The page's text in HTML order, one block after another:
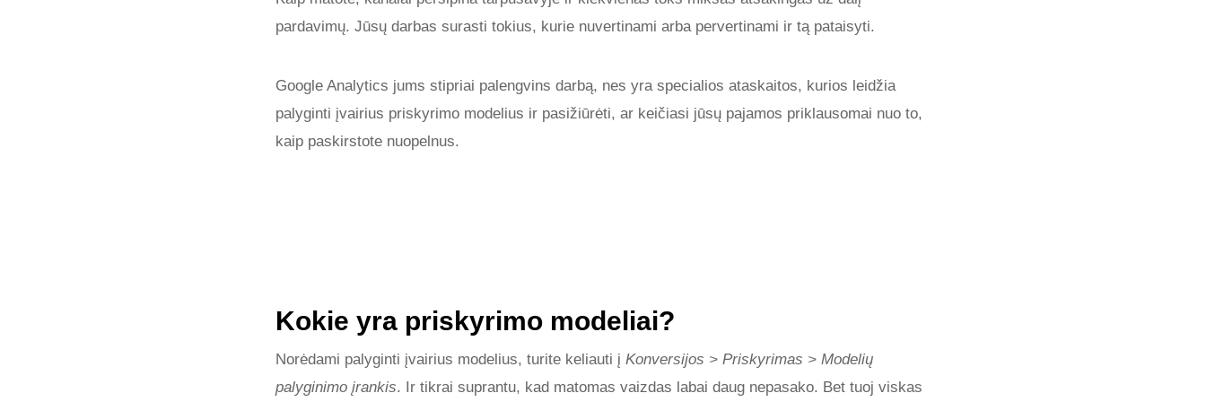
pardavimų. Jūsų darbas surasti tokius, kurie nuvertinami arba pervertinami ir tą pataisyti.
Google Analytics jums stipriai palengvins darbą, nes yra specialios ataskaitos, kurios leidžia
palyginti įvairius priskyrimo modelius ir pasižiūrėti, ar keičiasi jūsų pajamos priklausomai nuo to,
kaip paskirstote nuopelnus.
Kokie yra priskyrimo modeliai?
Norėdami palyginti įvairius modelius, turite keliauti į Konversijos > Priskyrimas > Modelių
palyginimo įrankis. Ir tikrai suprantu, kad matomas vaizdas labai daug nepasako. Bet tuoj viskas